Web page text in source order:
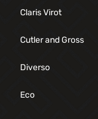
Claris Virot
Cutler and Gross
Diverso
Eco